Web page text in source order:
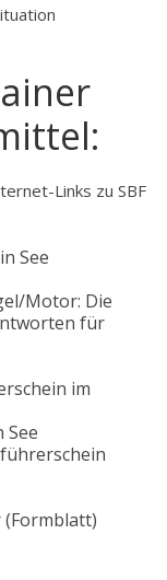
Links zu SBF
See
Motor: Die
für
im